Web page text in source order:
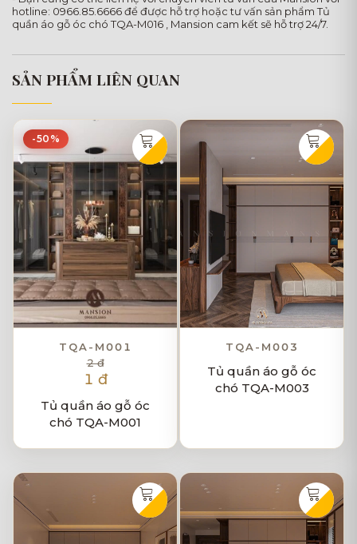
hotline: 0966.85.6666 để được hỗ trợ hoặc tư vấn sản phẩm Tủ
quần áo gỗ óc chó TQA-M016 , Mansion cam kết sẽ hỗ trợ 24/7.
SẢN PHẨM LIÊN QUAN
-50%
TQA-M001
2 đ
1 đ
Tủ quần áo gỗ óc
chó TQA-M001
TQA-M003
Tủ quần áo gỗ óc
chó TQA-M003